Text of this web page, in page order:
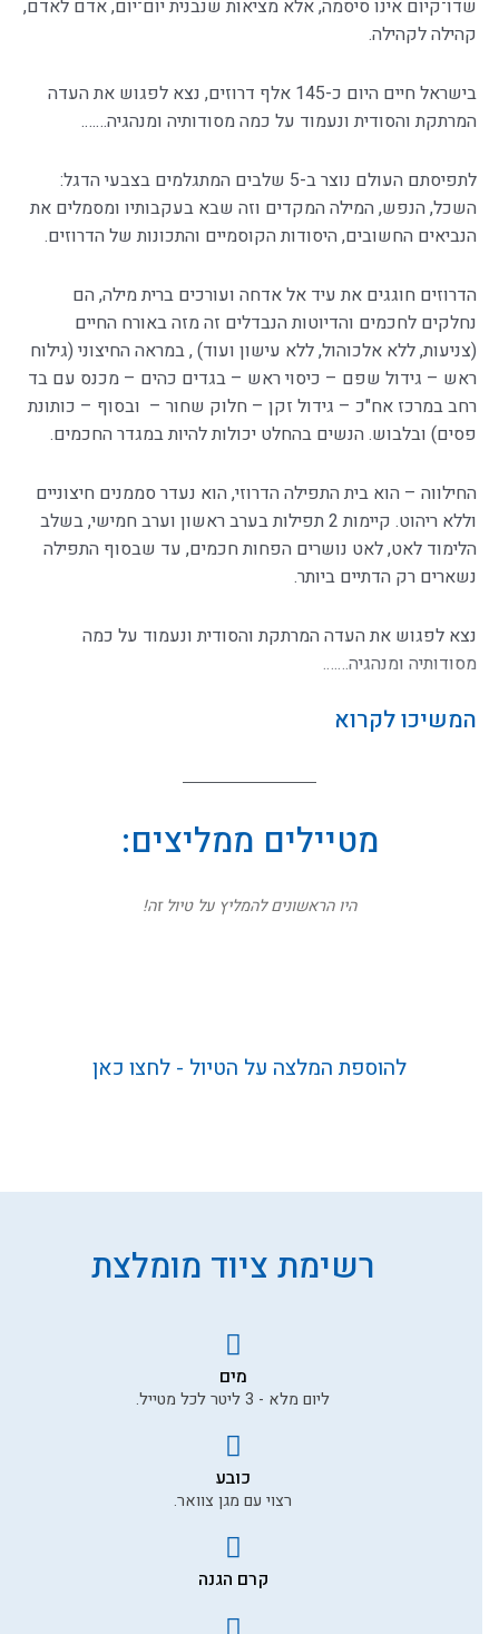
שדו־קיום אינו סיסמה, אלא מציאות שנבנית יום־יום, אדם לאדם,
קהילה לקהילה.
בישראל חיים היום כ-145 אלף דרוזים, נצא לפגוש את העדה
המרתקת והסודית ונעמוד על כמה מסודותיה ומנהגיה…….
לתפיסתם העולם נוצר ב-5 שלבים המתגלמים בצבעי הדגל:
השכל, הנפש, המילה המקדים וזה שבא בעקבותיו ומסמלים את
הנביאים החשובים, היסודות הקוסמיים והתכונות של הדרוזים.
הדרוזים חוגגים את עיד אל אדחה ועורכים ברית מילה, הם
נחלקים לחכמים והדיוטות הנבדלים זה מזה באורח החיים
(צניעות, ללא אלכוהול, ללא עישון ועוד) , במראה החיצוני (גילוח
ראש – גידול שפם – כיסוי ראש – בגדים כהים – מכנס עם בד
רחב במרכז אח"כ – גידול זקן – חלוק שחור – ובסוף – כותונת
פסים) ובלבוש. הנשים בהחלט יכולות להיות במגדר החכמים.
החילווה – הוא בית התפילה הדרוזי, הוא נעדר סממנים חיצוניים
וללא ריהוט. קיימות 2 תפילות בערב ראשון וערב חמישי, בשלב
הלימוד לאט, לאט נושרים הפחות חכמים, עד שבסוף התפילה
נשארים רק הדתיים ביותר.
נצא לפגוש את העדה המרתקת והסודית ונעמוד על כמה
מסודותיה ומנהגיה…….
המשיכו לקרוא
מטיילים ממליצים:
היו הראשונים להמליץ על טיול זה!
להוספת המלצה על הטיול - לחצו כאן
השם המלא שלך *
רשימת ציוד מומלצת
מים
ליום מלא - 3 ליטר לכל מטייל.
כובע
רצוי עם מגן צוואר.
קרם הגנה